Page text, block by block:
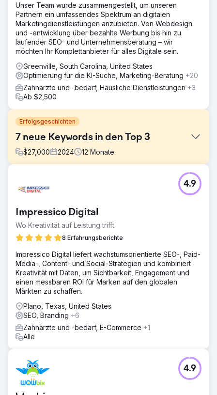
Unser Team wurde zusammengestellt, um unseren
Partnern ein umfassendes Spektrum an digitalen
Marketingdienstleistungen anzubieten. Von Webdesign
und -entwicklung über bezahlte Werbung bis hin zu
laufender SEO- und Unternehmensberatung – wir
möchten Ihr Komplettanbieter für alles Digitale sein.
Greenville, South Carolina, United States
Optimierung für die KI-Suche, Marketing-Beratung +20
Zahnärzte und -bedarf, Häusliche Dienstleistungen +3
Ab $2,500
Erfolgsgeschichten
7 neue Keywords in den Top 3
$27,000 2024 12 Monate
Unser Team aus zertifizierten SEOs steigerte die SEO-
Ränge eines Zahnimplantat-Kunden und erreichte durch
3-Platzierungen für 7 neue Keywords.
Lösung
Unsere Lösung kombinierte technische SEO-
führte zu Top-Rankings für wichtige Begriffe im Bereich
Zahnimplantate.
Ergebnis
7 Keywords in den Top 3 Positionen. Eine
Positionszuwachs von 6,62. 40,3 % Steigerung der
organischen Hard-Conversions (Formular, Anruf oder
Chat).
Impressico Digital
Wo Kreativität auf Leistung trifft
8 Erfahrungsberichte
4.9
Impressico Digital liefert wachstumsorientierte SEO-, Paid-
Media-, Content- und Social-Strategien und kombiniert
Kreativität mit Daten, um Sichtbarkeit, Engagement und
einen messbaren ROI für Marken auf den globalen
Märkten zu schaffen.
Plano, Texas, United States
SEO, Branding +6
Zahnärzte und -bedarf, E-Commerce +1
Alle
4.9